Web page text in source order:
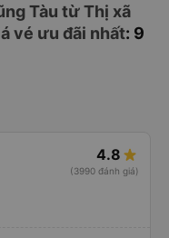
Tàu từ Thị xã
vé ưu đãi nhất: 9
4.8
(3990 đánh giá)